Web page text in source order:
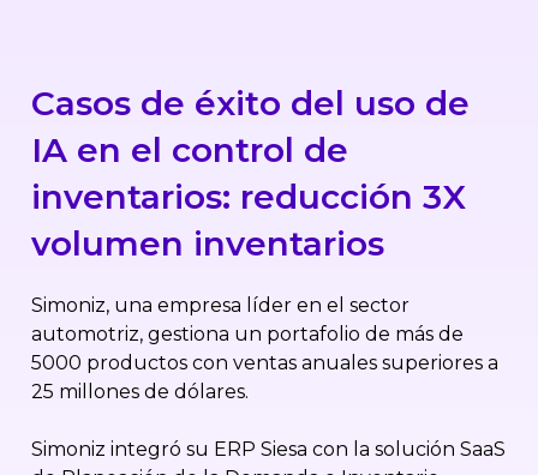
Casos de éxito del uso de
IA en el control de
inventarios: reducción 3X
volumen inventarios
Simoniz, una empresa líder en el sector
automotriz, gestiona un portafolio de más de
5000 productos con ventas anuales superiores a
25 millones de dólares.
Simoniz integró su ERP Siesa con la solución SaaS